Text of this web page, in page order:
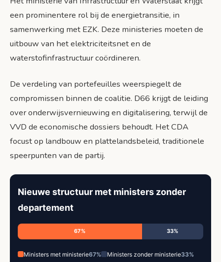
een prominentere rol bij de energietransitie, in
samenwerking met EZK. Deze ministeries moeten de
uitbouw van het elektriciteitsnet en de
waterstofinfrastructuur coördineren.
De verdeling van portefeuilles weerspiegelt de
compromissen binnen de coalitie. D66 krijgt de leiding
over onderwijsvernieuwing en digitalisering, terwijl de
VVD de economische dossiers behoudt. Het CDA
focust op landbouw en plattelandsbeleid, traditionele
speerpunten van de partij.
Nieuwe structuur met ministers zonder
departement
67% 33%
Ministers met ministerie67% Ministers zonder ministerie33%